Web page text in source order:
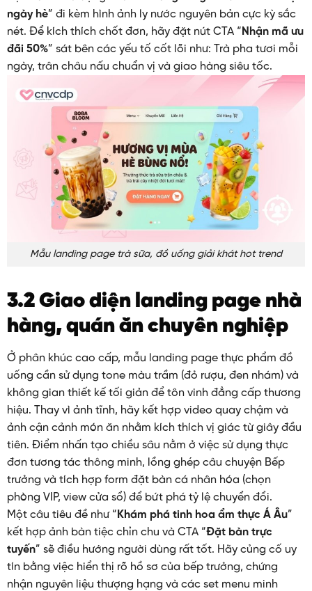
ngày hè” đi kèm hình ảnh ly nước nguyên bản cực kỳ sắc
nét. Để kích thích chốt đơn, hãy đặt nút CTA “ Nhận mã ưu
đãi 50%” sát bên các yếu tố cốt lõi như: Trà pha tươi mỗi
ngày, trân châu nấu chuẩn vị và giao hàng siêu tốc.
Mẫu landing page trà sữa, đồ uống giải khát hot trend
3.2 Giao diện landing page nhà
hàng, quán ăn chuyên nghiệp
Ở phân khúc cao cấp, mẫu landing page thực phẩm đồ
uống cần sử dụng tone màu trầm (đỏ rượu, đen nhám) và
không gian thiết kế tối giản để tôn vinh đẳng cấp thương
hiệu. Thay vì ảnh tĩnh, hãy kết hợp video quay chậm và
ảnh cận cảnh món ăn nhằm kích thích vị giác từ giây đầu
tiên. Điểm nhấn tạo chiều sâu nằm ở việc sử dụng thực
đơn tương tác thông minh, lồng ghép câu chuyện Bếp
trưởng và tích hợp form đặt bàn cá nhân hóa (chọn
phòng VIP, view cửa sổ) để bứt phá tỷ lệ chuyển đổi.
Một câu tiêu đề như “ Khám phá tinh hoa ẩm thực Á Âu”
kết hợp ảnh bàn tiệc chỉn chu và CTA “Đặt bàn trực
tuyến” sẽ điều hướng người dùng rất tốt. Hãy củng cố uy
tín bằng việc hiển thị rõ hồ sơ của bếp trưởng, chứng
nhận nguyên liệu thượng hạng và các set menu minh